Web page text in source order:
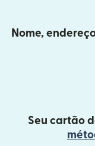
Nome,
Seu cartão